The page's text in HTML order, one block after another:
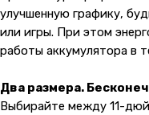
улучшенную графику,
или игры. При этом
работы аккумулятора в
Два размера.
Выбирайте между 11-